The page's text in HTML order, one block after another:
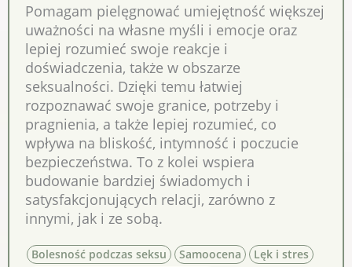
Pomagam pielęgnować umiejętność większej
uważności na własne myśli i emocje oraz
lepiej rozumieć swoje reakcje i
doświadczenia, także w obszarze
seksualności. Dzięki temu łatwiej
rozpoznawać swoje granice, potrzeby i
pragnienia, a także lepiej rozumieć, co
wpływa na bliskość, intymność i poczucie
bezpieczeństwa. To z kolei wspiera
budowanie bardziej świadomych i
satysfakcjonujących relacji, zarówno z
innymi, jak i ze sobą.
Bolesność podczas seksu Samoocena
Lęk i stres